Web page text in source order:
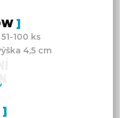
100 ks
4,5 cm